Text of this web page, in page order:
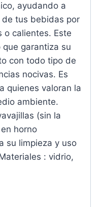
ayudando a
tus bebidas por
o calientes. Este
que garantiza su
con todo tipo de
nocivas. Es
quienes valoran la
ambiente.
(sin la
horno
su limpieza y uso
: vidrio,